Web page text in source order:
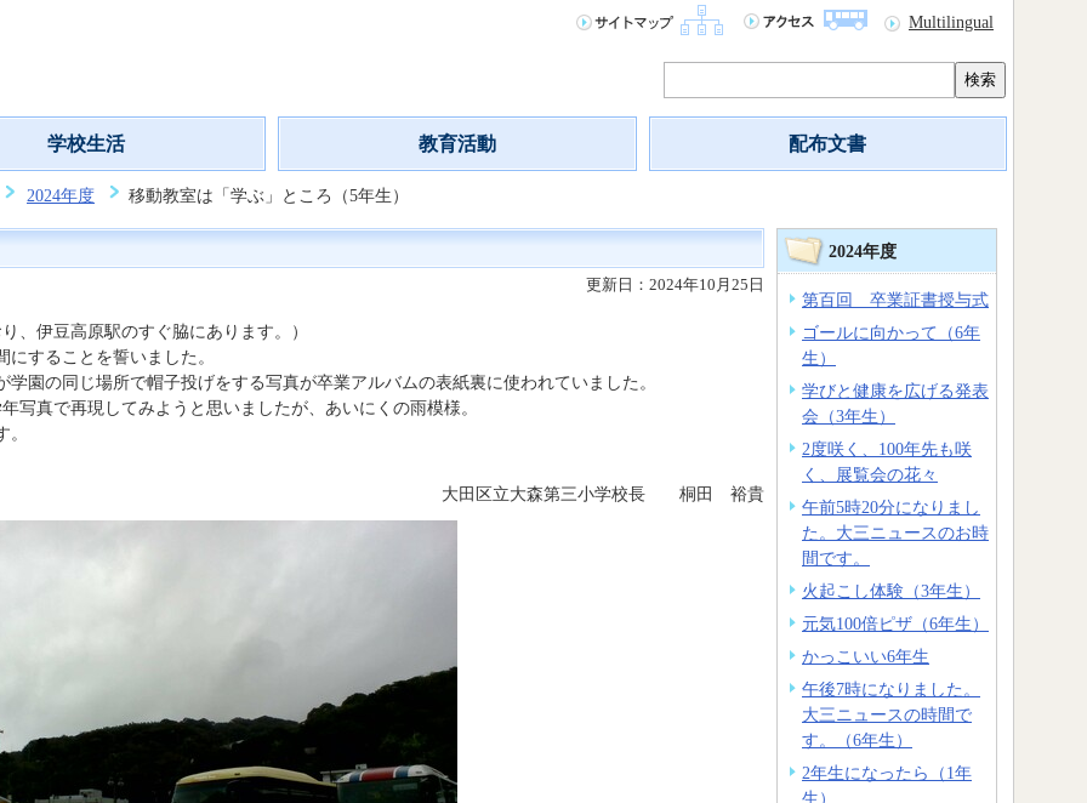
Multilingual
検索
学校生活 教育活動 配布文書
2024年度 移動教室は「学ぶ」ところ（5年生）
更新日：2024年10月25日
伊豆高原駅のすぐ脇にあります。）
することを誓いました。
園の同じ場所で帽子投げをする写真が卒業アルバムの表紙裏に使われていました。
真で再現してみようと思いましたが、あいにくの雨模様。
大田区立大森第三小学校長 桐田 裕貴
2024年度
第百回 卒業証書授与式
ゴールに向かって（6年
生）
学びと健康を広げる発表
会（3年生）
2度咲く、100年先も咲
く、展覧会の花々
午前5時20分になりまし
た。大三ニュースのお時
間です。
火起こし体験（3年生）
元気100倍ピザ（6年生）
かっこいい6年生
午後7時になりました。
大三ニュースの時間で
す。（6年生）
2年生になったら（1年
生）